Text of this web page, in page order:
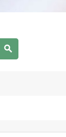
search